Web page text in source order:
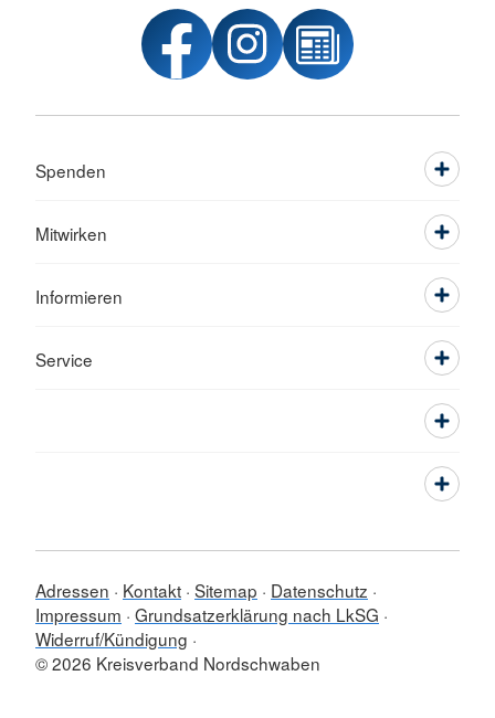
Spenden
Mitwirken
Informieren
Service
Adressen Kontakt Sitemap
Datenschutz
Impressum Grundsatzerklärung nach LkSG
Widerruf/Kündigung
© 2026 Kreisverband Nordschwaben